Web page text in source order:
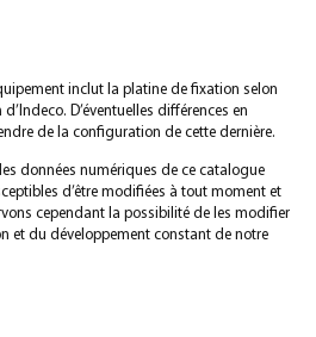
inclut la platine de fixation selon
D’éventuelles différences en
de la configuration de cette dernière.
données numériques de ce catalogue
d’être modifiées à tout moment et
cependant la possibilité de les modifier
et du développement constant de notre